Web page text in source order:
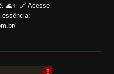
🌊✨ 🔗 Acesse
essência: